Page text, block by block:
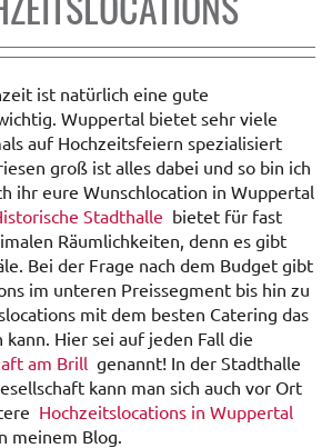
ist natürlich eine gute
Wuppertal bietet sehr viele
auf Hochzeitsfeiern spezialisiert
groß ist alles dabei und so bin ich
ihr eure Wunschlocation in Wuppertal
Stadthalle bietet für fast
Räumlichkeiten, denn es gibt
Bei der Frage nach dem Budget gibt
im unteren Preissegment bis hin zu
mit dem besten Catering das
Hier sei auf jeden Fall die
am Brill genannt! In der Stadthalle
kann man sich auch vor Ort
Hochzeitslocations in Wuppertal
meinem Blog.